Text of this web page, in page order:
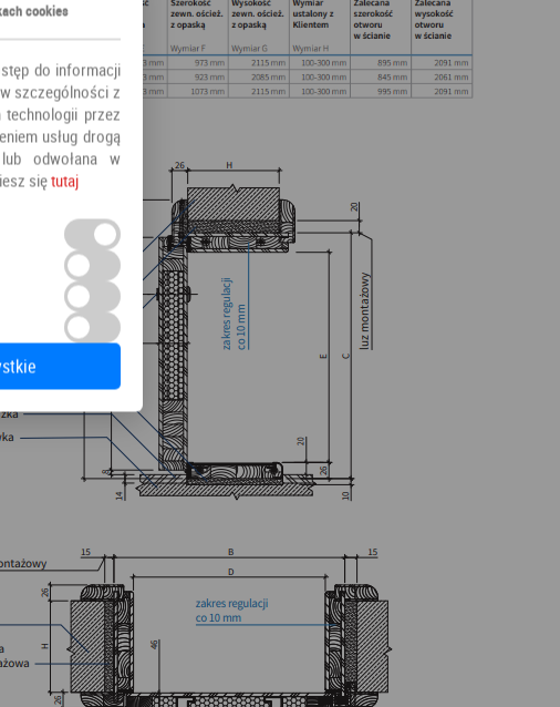
cookies
do informacji
szczególności z
przez
usług drogą
odwołana w
siętutaj